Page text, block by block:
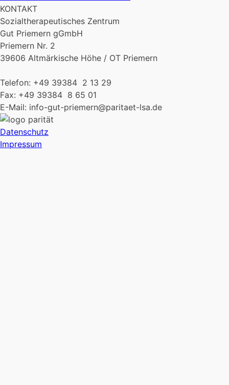
KONTAKT
Sozialtherapeutisches Zentrum
Gut Priemern gGmbH
Priemern Nr. 2
39606 Altmärkische Höhe / OT Priemern
Telefon: +49 39384 2 13 29
Fax: +49 39384 8 65 01
E-Mail: info-gut-priemern@paritaet-lsa.de
Datenschutz
Impressum